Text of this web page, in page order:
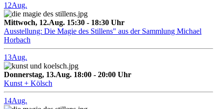
12Aug.
Mittwoch, 12.Aug. 15:30 - 18:30 Uhr
Ausstellung: Die Magie des Stillens" aus der Sammlung Michael
Horbach
13Aug.
Donnerstag, 13.Aug. 18:00 - 20:00 Uhr
Kunst + Kölsch
14Aug.